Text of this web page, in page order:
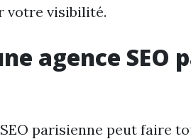
votre visibilité.
agence SEO
parisienne peut faire